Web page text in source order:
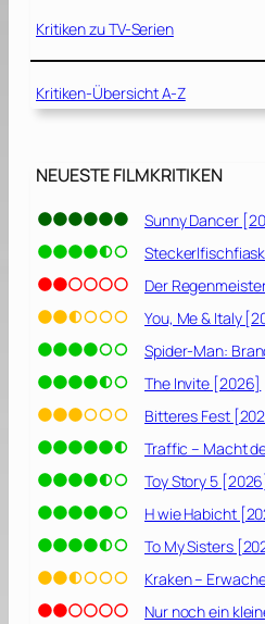
Kritiken zu TV-Serien
Kritiken-Übersicht A-Z
NEUESTE FILMKRITIKEN
Sunny Dancer
Der
You, Me & Italy
Spider-Man:
The Invite [2026]
Bitteres Fest
Traffic – Macht
Toy Story 5
H wie Habicht
To My Sisters
Kraken –
Nur noch ein